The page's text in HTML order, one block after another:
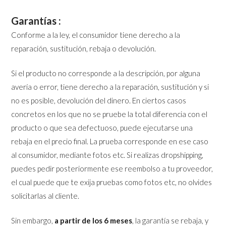
Garantías :
Conforme a la ley, el consumidor tiene derecho a la
reparación, sustitución, rebaja o devolución.
Si el producto no corresponde a la descripción, por alguna
avería o error, tiene derecho a la reparación, sustitución y si
no es posible, devolución del dinero. En ciertos casos
concretos en los que no se pruebe la total diferencia con el
producto o que sea defectuoso, puede ejecutarse una
rebaja en el precio final. La prueba corresponde en ese caso
al consumidor, mediante fotos etc. Si realizas dropshipping,
puedes pedir posteriormente ese reembolso a tu proveedor,
el cual puede que te exija pruebas como fotos etc, no olvides
solicitarlas al cliente.
Sin embargo, a partir de los 6 meses, la garantía se rebaja, y